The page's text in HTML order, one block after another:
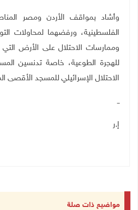
وأشاد بمواقف الأردن ومصر
الفلسطينية، ورفضهما لمحاولات
وممارسات الاحتلال على الأرض
للهجرة الطوعية، خاصة تدنسين
الاحتلال الإسرائيلي للمسجد الأقصى
ــ
إ.ر
مواضيع ذات صلة